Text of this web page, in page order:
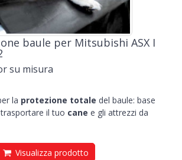
baule per Mitsubishi ASX I
su misura
la protezione totale del baule: base
il tuo cane e gli attrezzi da
Visualizza prodotto